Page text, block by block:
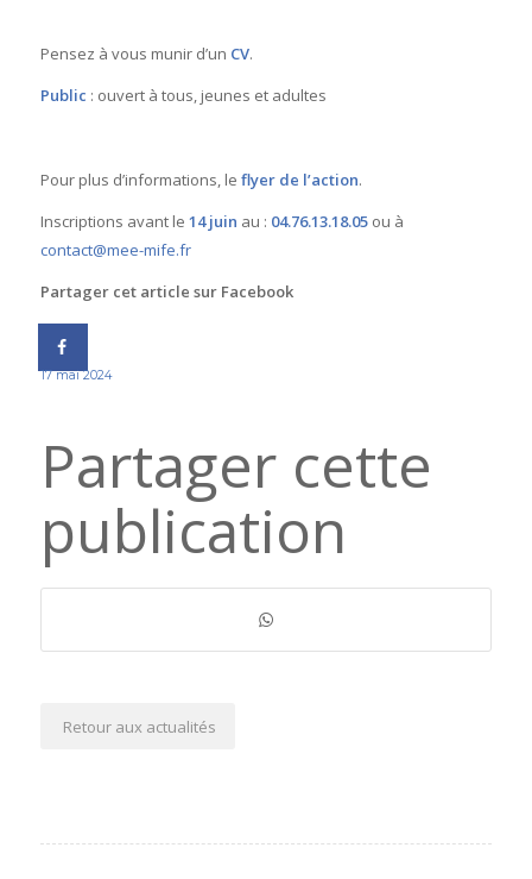
Pensez à vous munir d’un CV.
Public : ouvert à tous, jeunes et adultes
Pour plus d’informations, le flyer de l’action.
Inscriptions avant le 14 juin au : 04.76.13.18.05ou à
contact@mee-mife.fr
Partager cet article sur Facebook
17 mai 2024
Partager cette
publication
Retour aux actualités